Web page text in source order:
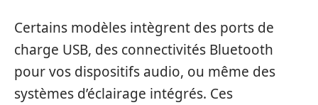
Certains modèles intègrent des ports de
charge USB, des connectivités Bluetooth
pour vos dispositifs audio, ou même des
systèmes d’éclairage intégrés. Ces